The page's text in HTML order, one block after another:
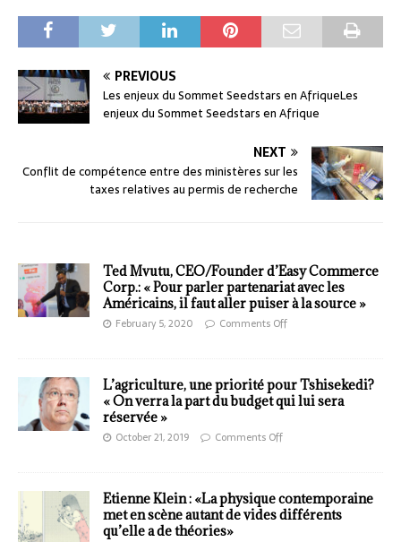
PREVIOUS
Les enjeux du Sommet Seedstars en AfriqueLes
enjeux du Sommet Seedstars en Afrique
NEXT
Conflit de compétence entre des ministères sur les
taxes relatives au permis de recherche
Ted Mvutu, CEO/Founder d’Easy Commerce
Corp.: « Pour parler partenariat avec les
Américains, il faut aller puiser à la source »
February 5, 2020 Comments Off
L’agriculture, une priorité pour Tshisekedi?
« On verra la part du budget qui lui sera
réservée »
October 21, 2019 Comments Off
Etienne Klein : «La physique contemporaine
met en scène autant de vides différents
qu’elle a de théories»